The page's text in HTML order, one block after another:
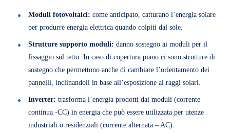
Moduli fotovoltaici: come anticipato, catturano l’energia solare
per produrre energia elettrica quando colpiti dal sole.
Strutture supporto moduli: danno sostegno ai moduli per il
fissaggio sul tetto. In caso di copertura piano ci sono strutture di
sostegno che permettono anche di cambiare l’orientamento dei
pannelli, inclinandoli in base all’esposizione ai raggi solari.
Inverter: trasforma l’energia prodotti dai moduli (corrente
continua -CC) in energia che può essere utilizzata per utenze
industriali o residenziali (corrente alternata – AC).